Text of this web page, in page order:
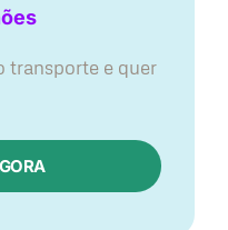
transporte e quer